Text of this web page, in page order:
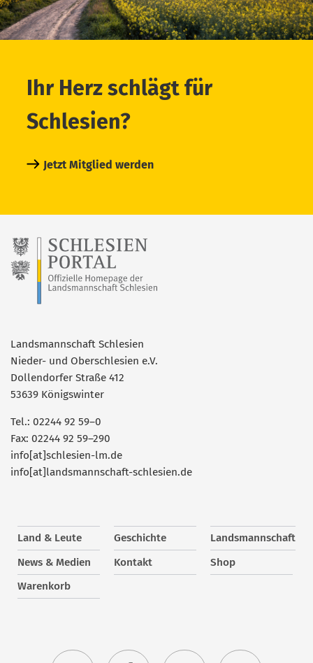
Ihr Herz schlägt für
Schlesien?
Jetzt Mitglied werden
Landsmannschaft Schlesien
Nieder- und Oberschlesien e.V.
Dollendorfer Straße 412
53639 Königswinter
Tel.: 02244 92 59–0
Fax: 02244 92 59–290
info[at]schlesien-lm.de
info[at]landsmannschaft-schlesien.de
Land & Leute Geschichte
Landsmannschaft
News & Medien
Kontakt
Shop
Warenkorb